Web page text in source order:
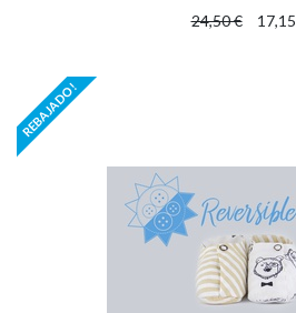
24,50€ 17,15
REBAJADO!